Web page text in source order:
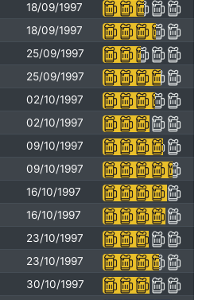
18/09/1997
18/09/1997
25/09/1997
25/09/1997
02/10/1997
02/10/1997
09/10/1997
09/10/1997
16/10/1997
16/10/1997
23/10/1997
23/10/1997
30/10/1997